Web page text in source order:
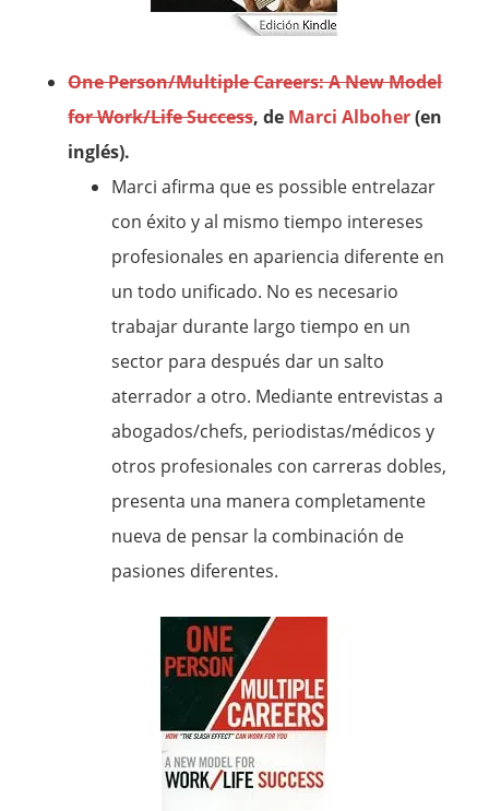
One Person/Multiple Careers: A New Model
for Work/Life Success, de Marci Alboher(en
inglés).
Marci afirma que es possible entrelazar
con éxito y al mismo tiempo intereses
profesionales en apariencia diferente en
un todo unificado. No es necesario
trabajar durante largo tiempo en un
sector para después dar un salto
aterrador a otro. Mediante entrevistas a
abogados/chefs, periodistas/médicos y
otros profesionales con carreras dobles,
presenta una manera completamente
nueva de pensar la combinación de
pasiones diferentes.